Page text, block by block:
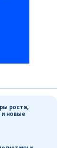
роста,
новые